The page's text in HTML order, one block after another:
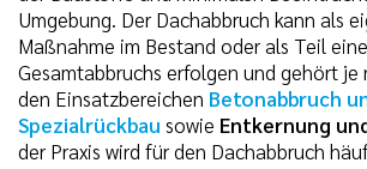
Umgebung. Der Dachabbruch kann als
Maßnahme im Bestand oder als Teil
Gesamtabbruchs erfolgen und gehört je
den Einsatzbereichen Betonabbruch
Spezialrückbau sowie Entkernung
der Praxis wird für den Dachabbruch